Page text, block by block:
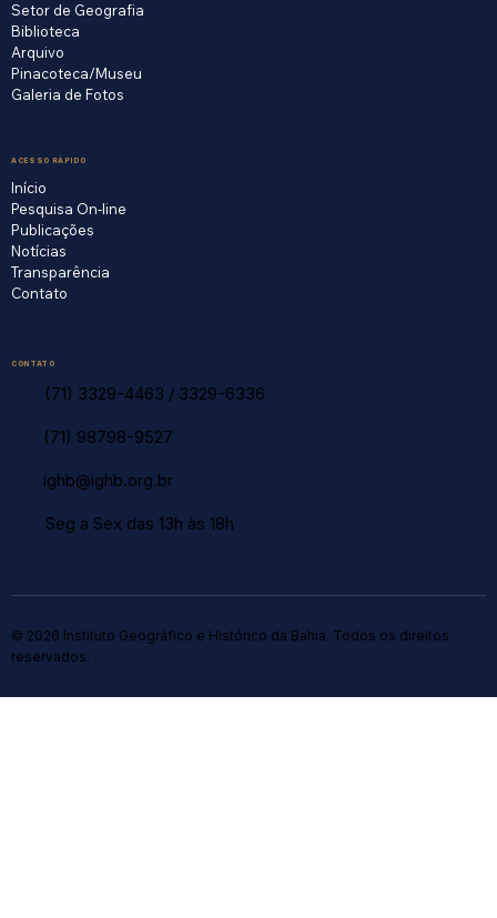
Setor de Geografia
Biblioteca
Arquivo
Pinacoteca/Museu
Galeria de Fotos
ACESSO RÁPIDO
Início
Pesquisa On-line
Publicações
Notícias
Transparência
Contato
CONTATO
(71) 3329-4463 / 3329-6336
(71) 98798-9527
ighb@ighb.org.br
Seg a Sex das 13h às 18h
© 2026 Instituto Geográfico e Histórico da Bahia. Todos os direitos
reservados.